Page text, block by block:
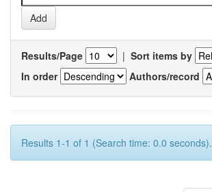
Results/Page | Sort items by
In order
Authors/record
Results 1-1 of 1 (Search time: 0.0 seconds).